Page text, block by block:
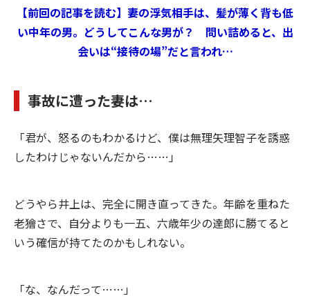
【前回の記事を読む】妻の浮気相手は、髪が薄く背も低
い中年の男。どうしてこんな男が？ 問い詰めると、出
会いは“接待の場”だと言われ…
事故に遭った妻は…
「君が、怒るのもわかるけど、僕は無理矢理智子を誘惑
したわけじゃないんだから……」
どうやら井上は、完全に開き直ってきた。年齢を重ねた
老獪さで、自分よりも一五、六歳年少の達郎に勝てると
いう確信が持てたのかもしれない。
「な、なんだって……」